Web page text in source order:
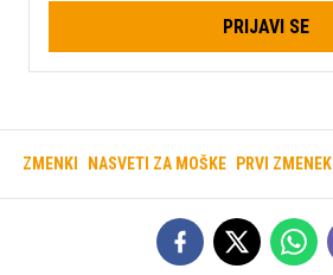
PRIJAVI SE
ZMENKI NASVETI ZA MOŠKE PRVI ZMENEK